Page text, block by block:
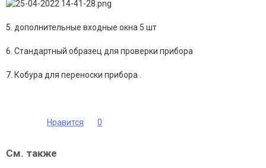
5. дополнительные входные окна 5 шт
6. Стандартный образец для проверки прибора
7 Кобура для переноски прибора .
Нравится 0
См. также